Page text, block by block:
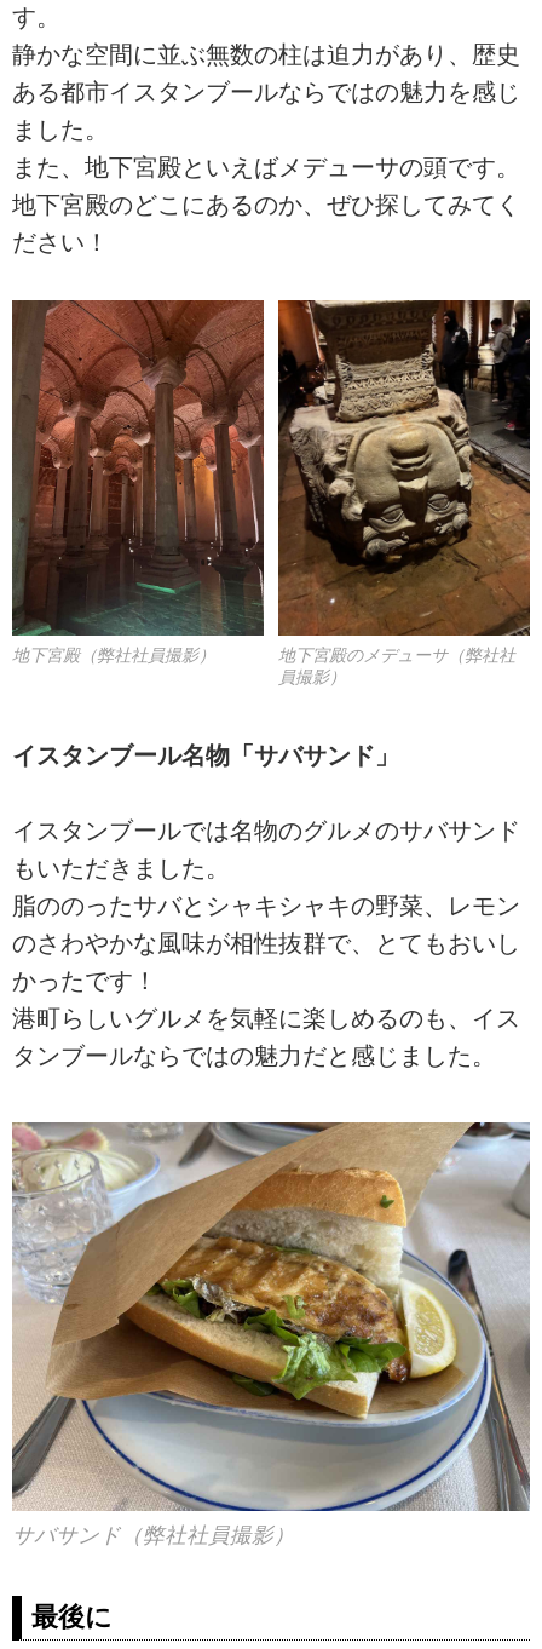
す。
静かな空間に並ぶ無数の柱は迫力があり、歴史
ある都市イスタンブールならではの魅力を感じ
ました。
また、地下宮殿といえばメデューサの頭です。
地下宮殿のどこにあるのか、ぜひ探してみてく
ださい！
地下宮殿（弊社社員撮影）
地下宮殿のメデューサ（弊社社
員撮影）
イスタンブール名物「サバサンド」
イスタンブールでは名物のグルメのサバサンド
もいただきました。
脂ののったサバとシャキシャキの野菜、レモン
のさわやかな風味が相性抜群で、とてもおいし
かったです！
港町らしいグルメを気軽に楽しめるのも、イス
タンブールならではの魅力だと感じました。
サバサンド（弊社社員撮影）
最後に